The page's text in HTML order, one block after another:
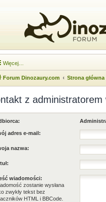
Więcej…
Forum Dinozaury.com Strona główna
z administratorem
adres e-mail:
nazwa:
wiadomości:
zostanie wysłana
zwykły tekst bez
HTML i BBCode.